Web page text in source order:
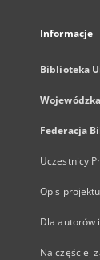
Informacje
Biblioteka
Federacja
Uczestnicy
Opis projektu
Dla autorów
Najczęściej